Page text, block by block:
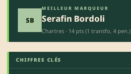
SB
MEILLEUR MARQUEUR
Serafin Bordoli
Chartres · 14 pts (1 transfo, 4 pen.)
CHIFFRES CLÉS